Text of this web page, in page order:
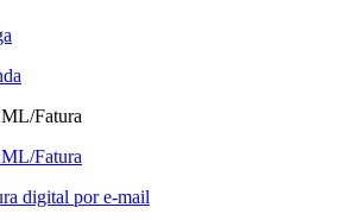
Fatura
Fatura
digital por e-mail